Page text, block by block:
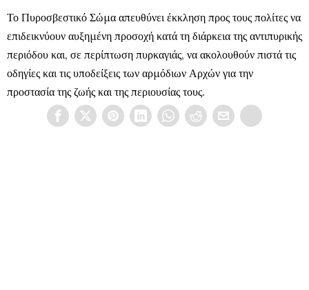
Το Πυροσβεστικό Σώμα απευθύνει έκκληση προς τους πολίτες να
επιδεικνύουν αυξημένη προσοχή κατά τη διάρκεια της αντιπυρικής
περιόδου και, σε περίπτωση πυρκαγιάς, να ακολουθούν πιστά τις
οδηγίες και τις υποδείξεις των αρμόδιων Αρχών για την
προστασία της ζωής και της περιουσίας τους.